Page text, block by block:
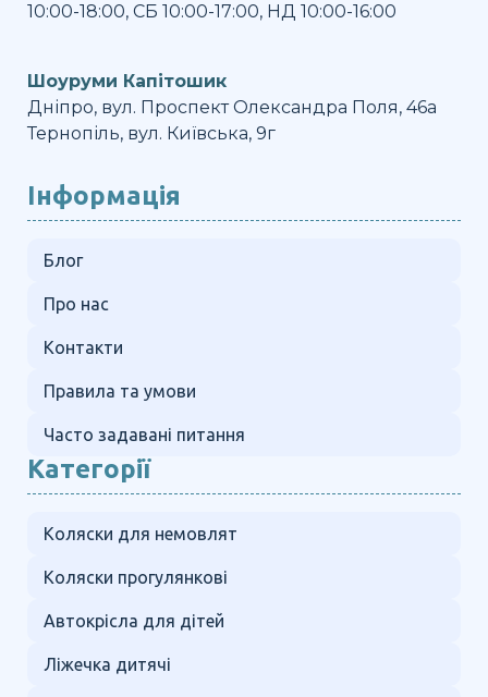
10:00-18:00, СБ 10:00-17:00, НД 10:00-16:00
Шоуруми Капітошик
Дніпро, вул. Проспект Олександра Поля, 46а
Тернопіль, вул. Київська, 9г
Інформація
Блог
Про нас
Контакти
Правила та умови
Часто задавані питання
Категорії
Коляски для немовлят
Коляски прогулянкові
Автокрісла для дітей
Ліжечка дитячі